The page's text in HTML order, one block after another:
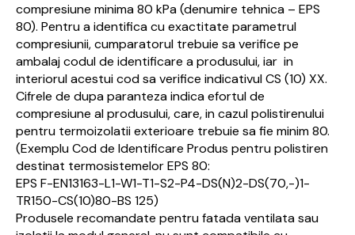
compresiune minima 80 kPa (denumire tehnica – EPS
80). Pentru a identifica cu exactitate parametrul
compresiunii, cumparatorul trebuie sa verifice pe
ambalaj codul de identificare a produsului, iar in
interiorul acestui cod sa verifice indicativul CS (10) XX.
Cifrele de dupa paranteza indica efortul de
compresiune al produsului, care, in cazul polistirenului
pentru termoizolatii exterioare trebuie sa fie minim 80.
(Exemplu Cod de Identificare Produs pentru polistiren
destinat termosistemelor EPS 80:
EPS F-EN13163-L1-W1-T1-S2-P4-DS(N)2-DS(70,-)1-
TR150-CS(10)80-BS 125)
Produsele recomandate pentru fatada ventilata sau